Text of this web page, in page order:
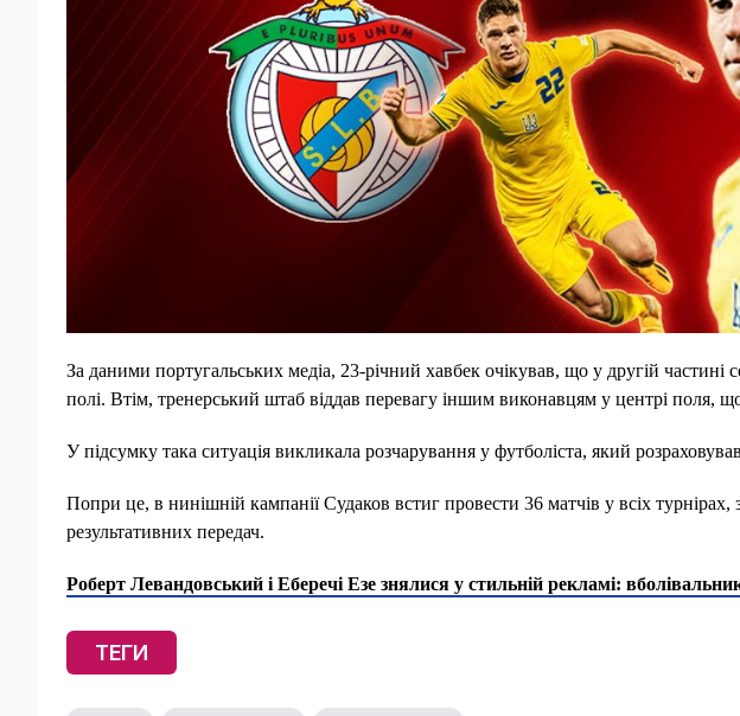
За даними португальських медіа, 23-річний хавбек очікував, що у другій частині
полі. Втім, тренерський штаб віддав перевагу іншим виконавцям у центрі поля,
У підсумку така ситуація викликала розчарування у футболіста, який
Попри це, в нинішній кампанії Судаков встиг провести 36 матчів у всіх
результативних передач.
Роберт Левандовський і Еберечі Езе знялися у стильній рекламі:
ТЕГИ